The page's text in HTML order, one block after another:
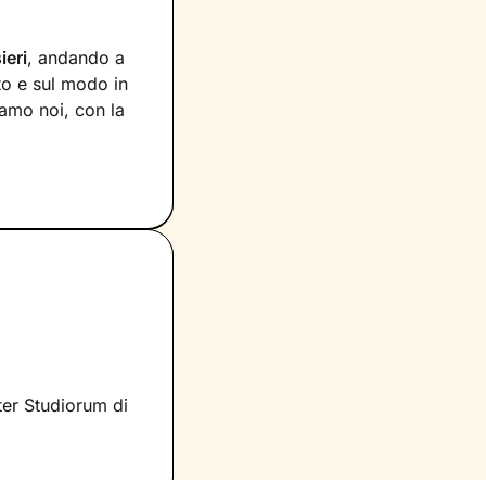
, andando a
e sul modo in
noi, con la
muovere i
è infatti
e
.
Studiorum di